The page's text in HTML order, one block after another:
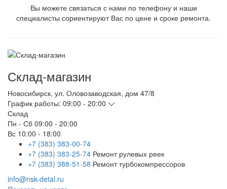
Вы можете связаться с нами по телефону и наши
специалисты сориентируют Вас по цене и сроке ремонта.
Склад-магазин
Новосибирск, ул. Оловозаводская, дом 47/8
График работы: 09:00 - 20:00
Склад
Пн - Сб 09:00 - 20:00
Вс 10:00 - 18:00
+7 (383) 383-00-74
+7 (383) 383-25-74 Ремонт рулевых реек
+7 (383) 388-51-58 Ремонт турбокомпрессоров
info@nsk-detal.ru